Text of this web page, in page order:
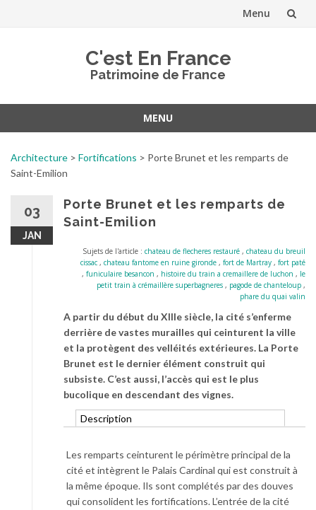
Menu
C'est En France
Patrimoine de France
MENU
contenu
Architecture > Fortifications > Porte Brunet et les remparts de
Saint-Emilion
03
JAN
Porte Brunet et les remparts de
Saint-Emilion
Sujets de l'article : chateau de flecheres restauré , chateau du breuil
cissac , chateau fantome en ruine gironde , fort de Martray , fort paté
, funiculaire besancon , histoire du train a cremaillere de luchon , le
petit train à crémaillère superbagneres , pagode de chanteloup ,
phare du quai valin
A partir du début du XIIIe siècle, la cité s’enferme
derrière de vastes murailles qui ceinturent la ville
et la protègent des velléités extérieures. La Porte
Brunet est le dernier élément construit qui
subsiste. C’est aussi, l’accès qui est le plus
bucolique en descendant des vignes.
Description
Les remparts ceinturent le périmètre principal de la
cité et intègrent le Palais Cardinal qui est construit à
la même époque. Ils sont complétés par des douves
qui consolident les fortifications. L’entrée de la cité